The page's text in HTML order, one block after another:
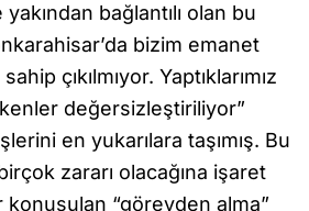
bağlantılı olan bu
bizim emanet
çıkılmıyor. Yaptıklarımız
değersizleştiriliyor”
en yukarılara taşımış. Bu
zararı olacağına işaret
konuşulan “görevden alma”